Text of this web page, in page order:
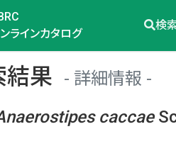
ラインカタログ
検
結果
詳細情報
caccae